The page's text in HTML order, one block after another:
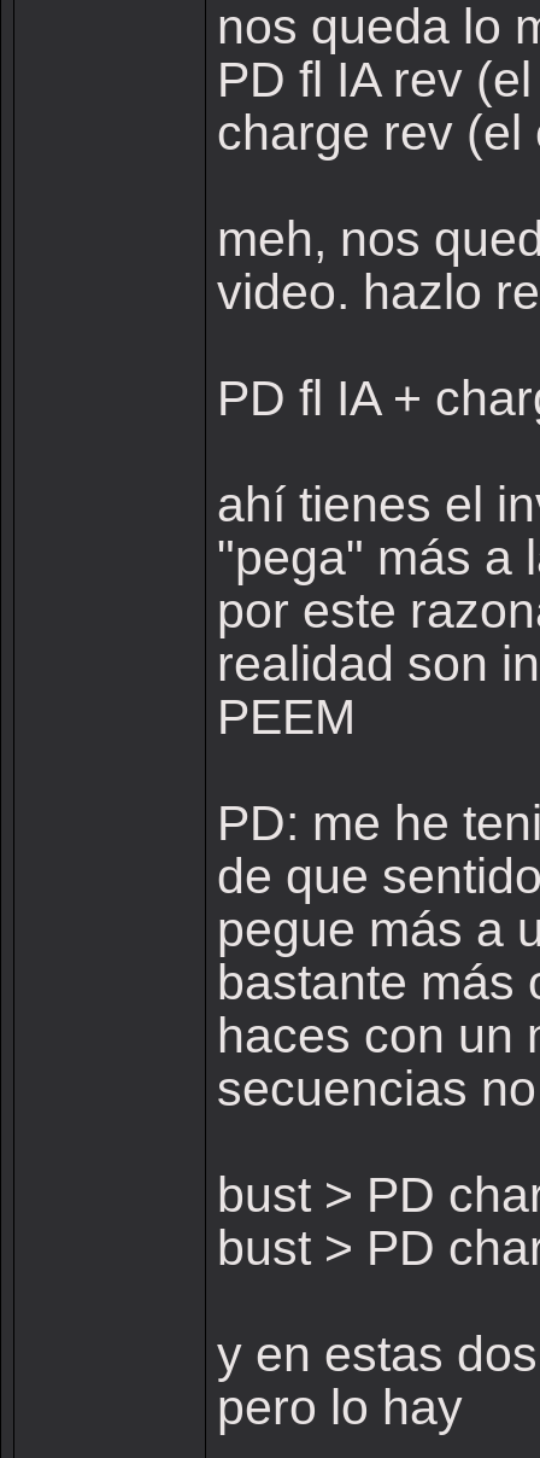
nos queda lo
PD fl IA rev
charge rev (el
meh, nos
video. hazlo
PD fl IA +
ahí tienes el
"pega" más a
por este
realidad son
PEEM
PD: me he
de que
pegue más a
bastante más
haces con un
secuencias
bust > PD
bust > PD
y en estas
pero lo hay